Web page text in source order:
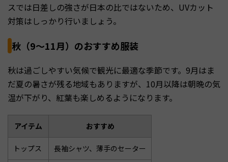
スでは日差しの強さが日本の比ではないため、UVカット
対策はしっかり行いましょう。
秋（9〜11月）のおすすめ服装
秋は過ごしやすい気候で観光に最適な季節です。9月はま
だ夏の暑さが残る地域もありますが、10月以降は朝晩の気
温が下がり、紅葉も楽しめるようになります。
アイテム おすすめ
トップス 長袖シャツ、薄手のセーター